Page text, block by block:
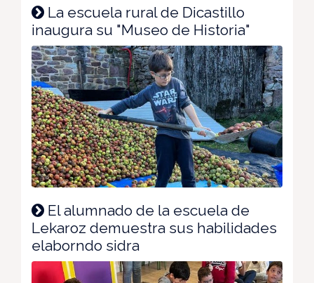
La escuela rural de Dicastillo
inaugura su "Museo de Historia"
El alumnado de la escuela de
Lekaroz demuestra sus habilidades
elaborndo sidra